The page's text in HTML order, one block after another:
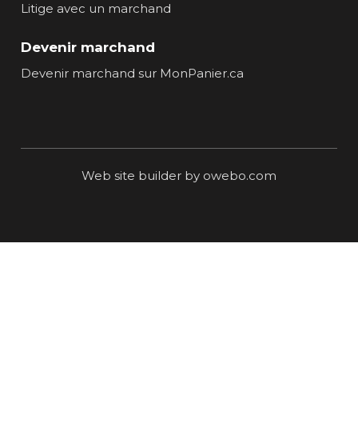
Litige avec un marchand
Devenir marchand
Devenir marchand sur MonPanier.ca
Web site builder by owebo.com